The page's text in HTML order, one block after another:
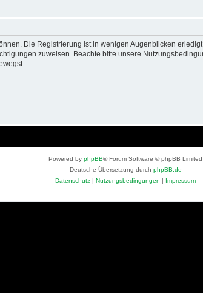
Die Registrierung ist in wenigen Augenblicken
zuweisen. Beachte bitte unsere
Powered by phpBB® Forum Software © phpBB Limited
Deutsche Übersetzung durch phpBB.de
Datenschutz | Nutzungsbedingungen | Impressum